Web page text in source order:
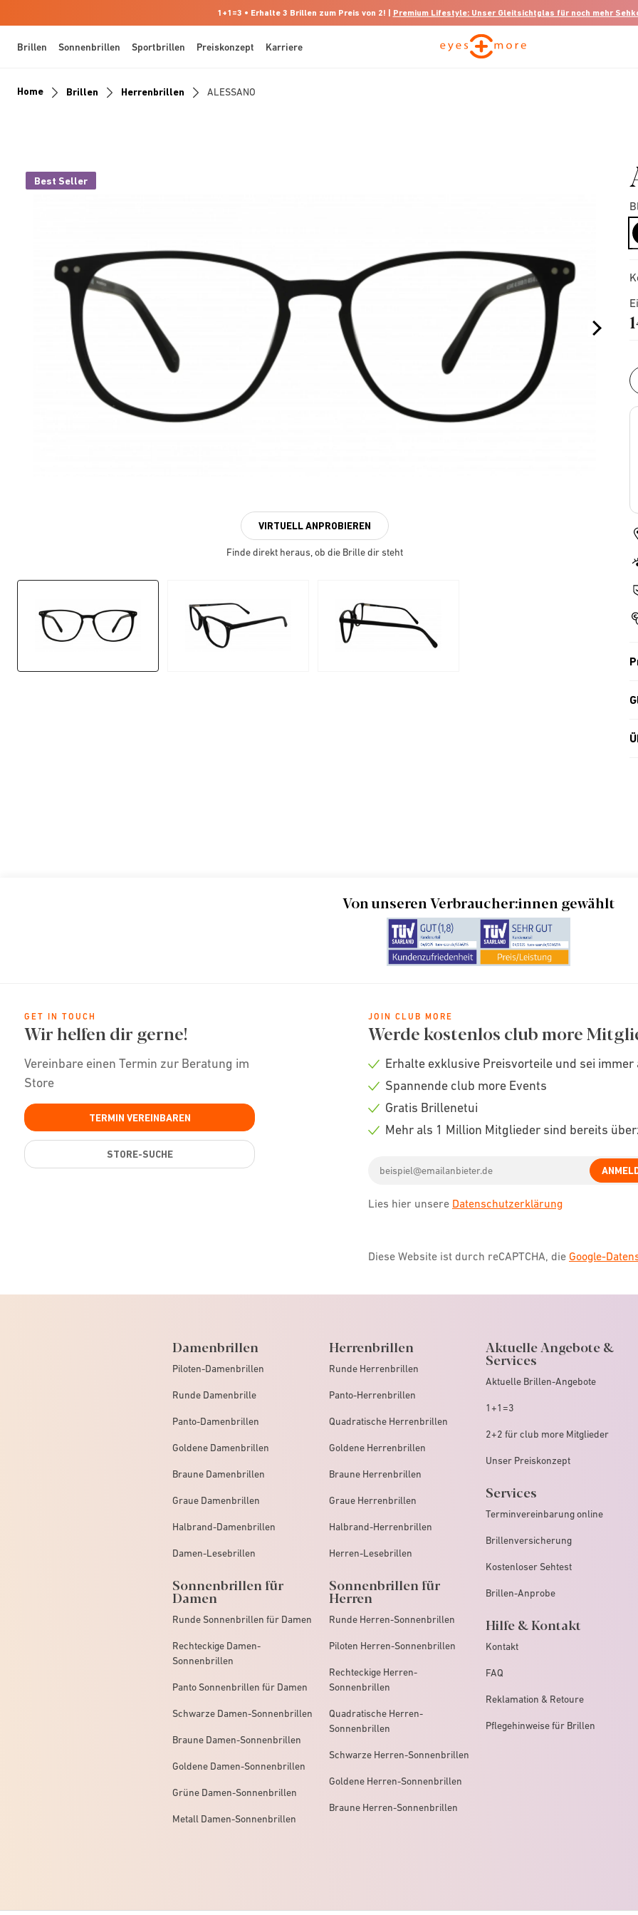
1+1=3 • Erhalte 3 Brillen zum Preis von 2! | Premium Lifestyle: Unser Gleitsichtglas für noch mehr
Brillen Sonnenbrillen Sportbrillen Preiskonzept Karriere
Home Brillen Herrenbrillen ALESSANO
Best Seller
VIRTUELL ANPROBIEREN
Finde direkt heraus, ob die Brille dir steht
Von unseren Verbraucher:innen gewählt
GET IN TOUCH
Wir helfen dir gerne!
Vereinbare einen Termin zur Beratung im
Store
TERMIN VEREINBAREN
STORE-SUCHE
JOIN CLUB MORE
Werde kostenlos club more
Check
Erhalte exklusive Preisvorteile und sei
Check
Spannende club more Events
Check
Gratis Brillenetui
Mehr als 1 Million Mitglieder sind bereits
address
Lies hier unsere Datenschutzerklärung
Diese Website ist durch reCAPTCHA, die Google-
Damenbrillen
Piloten-Damenbrillen
Runde Damenbrille
Panto-Damenbrillen
Goldene Damenbrillen
Braune Damenbrillen
Graue Damenbrillen
Halbrand-Damenbrillen
Damen-Lesebrillen
Sonnenbrillen für
Damen
Runde Sonnenbrillen für Damen
Rechteckige Damen-
Sonnenbrillen
Panto Sonnenbrillen für Damen
Schwarze Damen-Sonnenbrillen
Braune Damen-Sonnenbrillen
Goldene Damen-Sonnenbrillen
Grüne Damen-Sonnenbrillen
Metall Damen-Sonnenbrillen
Herrenbrillen
Runde Herrenbrillen
Panto-Herrenbrillen
Quadratische Herrenbrillen
Goldene Herrenbrillen
Braune Herrenbrillen
Graue Herrenbrillen
Halbrand-Herrenbrillen
Herren-Lesebrillen
Sonnenbrillen für
Herren
Runde Herren-Sonnenbrillen
Piloten Herren-Sonnenbrillen
Rechteckige Herren-
Sonnenbrillen
Quadratische Herren-
Sonnenbrillen
Schwarze Herren-Sonnenbrillen
Goldene Herren-Sonnenbrillen
Braune Herren-Sonnenbrillen
Aktuelle Angebote &
Services
Aktuelle Brillen-Angebote
1+1=3
2+2 für club more Mitglieder
Unser Preiskonzept
Services
Terminvereinbarung online
Brillenversicherung
Kostenloser Sehtest
Brillen-Anprobe
Hilfe & Kontakt
Kontakt
FAQ
Reklamation & Retoure
Pflegehinweise für Brillen